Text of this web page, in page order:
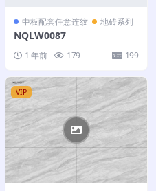
中板配套任意连纹 地砖系列
NQLW0087
1 年前 179 199
VIP